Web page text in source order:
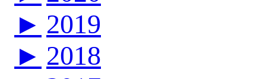
► 2019
► 2018